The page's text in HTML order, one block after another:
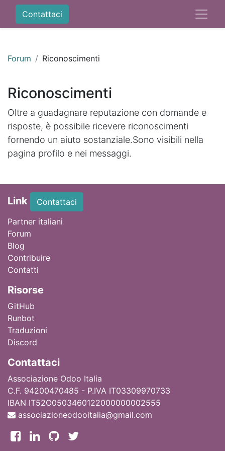
Contattaci
Forum Riconoscimenti
Riconoscimenti
Oltre a guadagnare reputazione con domande e
risposte, è possibile ricevere riconoscimenti
fornendo un aiuto sostanziale.Sono visibili nella
pagina profilo e nei messaggi.
Link
Contattaci
Partner italiani
Forum
Blog
Contribuire
Contatti
Risorse
GitHub
Runbot
Traduzioni
Discord
Contattaci
Associazione Odoo Italia
C.F. 94200470485 - P.IVA IT03309970733
IBAN IT52O0503460122000000002555
associazioneodooitalia@gmail.com